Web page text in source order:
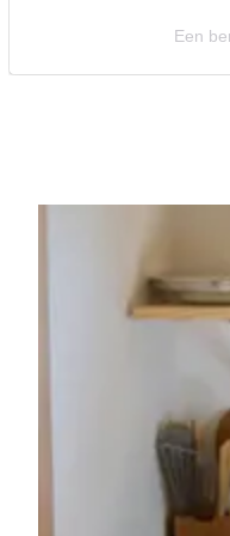
Een